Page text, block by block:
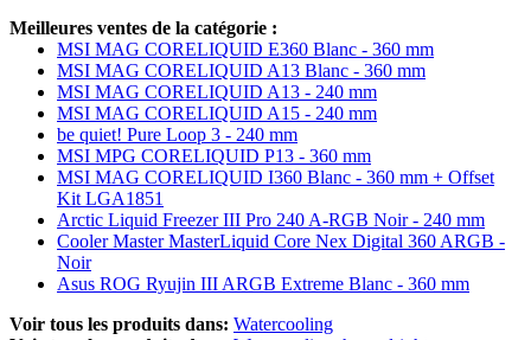
Meilleures ventes de la catégorie :
MSI MAG CORELIQUID E360 Blanc - 360 mm
MSI MAG CORELIQUID A13 Blanc - 360 mm
MSI MAG CORELIQUID A13 - 240 mm
MSI MAG CORELIQUID A15 - 240 mm
be quiet! Pure Loop 3 - 240 mm
MSI MPG CORELIQUID P13 - 360 mm
MSI MAG CORELIQUID I360 Blanc - 360 mm + Offset
Kit LGA1851
Arctic Liquid Freezer III Pro 240 A-RGB Noir - 240 mm
Cooler Master MasterLiquid Core Nex Digital 360 ARGB -
Noir
Asus ROG Ryujin III ARGB Extreme Blanc - 360 mm
Voir tous les produits dans: Watercooling